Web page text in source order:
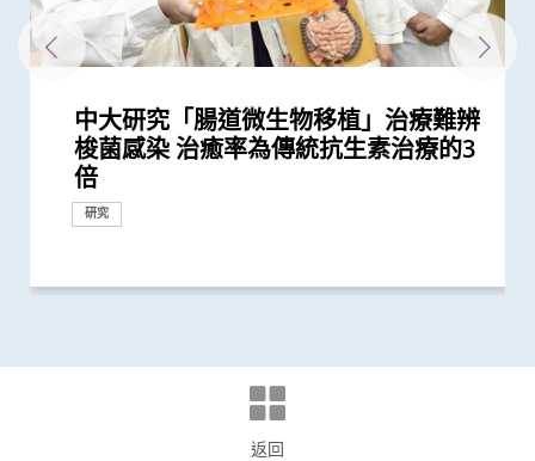
中大研究「腸道微生物移植」治療難辨
梭菌感染 治癒率為傳統抗生素治療的3
倍
研究
中大醫學院成功植入「脈衝產生器」醫
治胃酸倒流
外科創新技術
香港和澳門的炎症性腸病新增個案高踞
亞太區首三位 中大成立資料庫助市民
增加認知
研究
中大利用腸道微生物辨別慢性腸道疾病
研究
中大研究證實低劑量三環抗抑鬱藥有助
改善難治性胃功能失調
研究
中大公布世界首個全球「炎症性腸病」
於本世紀發病率及流行率系統性回顧研
究 發現本港發病率於過去30年急升...
研究
中大公布全球首個幽門螺旋菌流行病學
大型分析 揭全球44億人感染 亞洲包括
香港逾半人口為帶菌者
研究
中大夥澳洲專家研究東半球炎症性腸病
獲近年最大研究資助金額 勢揭腸道微
生物群之謎
研究
中大研究發現每5名糖尿病患者中 1人
因脂肪肝引致嚴重肝纖維化或肝硬化
研究
中大歡迎政府資助大腸癌篩查 全港性
大腸癌篩查計劃結果顯示約一成半參加
者有癌症或癌前病變
研究
中大發現四成冠心病高危人士患有大腸
癌前期腫瘤
研究
中大發現調整生活方式的介入治療方案
可減輕近七成愛滋病病毒感染者的代謝
性脂肪肝病情
研究
中大研究揭示未來十年香港每千人將有
一人患上炎症性腸病 醫療負擔飆升至
每年逾四億港元 情況急需正視
研究
中大醫學院開創兒童宏基因組組裝基因
組數據庫（MAGIC） 促進生命早期微
生物群研究
研究
中大醫學院腸胃科率領全球多國專家制
定臨床指引 以「非入侵性生物標誌
物」篩查大腸癌
研究
中大與輔導教師協會最新調查顯示 本
港學生患「腸易激」情況令人關注 疫
情下壓力上升 籲留意腸胃問題或反映...
研究
中大醫學院與海外外科專家聯合建議
新冠患者將手術延後七星期以減低死亡
風險
國際合作
四成港人腸道微生態失衡情況與新冠患
者類似 中大研發「微生態免疫力配
方」證有效促進新冠患者康復 有望提...
研究
中大醫學院聯同全球糖尿病知名專家合
作四年 為《刺針》制定糖尿病多元綜
合策略
國際合作
中大成功完成全球首宗利用內鏡手術機
械人進行內鏡黏膜下剝離術治大腸癌
外科創新技術
中大全球首證新冠患者腸道微生態現失
衡狀況 成功研發益生菌配方平衡腸道
微生態 有望增強免疫力
研究
嬰兒腸道菌群影響一生 中大團隊研
「三歲定八十」之謎
研究
患有多囊卵巢綜合症華人女性的糖尿病
風險是非患病人士的4倍
研究
多元化預防衰老活動有助減低衰老狀況
逾8成「前期衰老」長者逆轉為「非衰
老」
研究
中大完成全球首個多專科單孔微創機械
人手術臨床研究 證新技術有效深入以
往難達位置進行精準治療
外科創新技術
中大研究揭示全球大腸癌發病率有年輕
化趨勢
研究
中大公布全球首項「針對亞士匹靈引致
腸道出血」的新發現 停服亞士匹靈可
增加患嚴重心血管疾病及死亡風險逾...
研究
中大成立周佩芳認知障礙預防研究中心
設立一站式簡易網站提供認知障礙症資
訊
研究
中大成立全球首個華人「早發性認知障
礙症」研究登記冊
研究
中大港大率先應用3D打印技術於複雜
心臟手術
研究
中大與全球30多國專家合作研究 發現
小中風新藥物療法
研究
中大與多國中風專家領導一項全球研究
發現及早評估與治療「小中風」可降低
七成中風風險
研究
中大就七種常見呼吸道病毒進行全港首
個流行病學分析 發現「呼吸道合胞病
毒」及「甲型流感」為兩大致命病毒
研究
中大推全港首個「多發性硬化症」中西
醫結合治療先導計劃 助患者控制病情
並紓緩疲勞及認知症狀
研究
中大公布亞洲首項針對肥胖「睡眠窒息
症」患者生活模式研究 證實個人化輔
導療程有效減輕病情
研究
中大率先引入「高頻信號檢測」技術以
確定腦部手術範圍 有效提升複雜性腦
癇症手術成效約三成
外科創新技術
中大醫學院許樹昌教授於《刺針》發表
評論新沙士文章 強調醫院感染控制措
施對控制疫情極為重要
研究
中大倡議新藥物治療標準逆轉腦血管硬
化
研究
中大最新研究揭示本港每年逾十萬非酒
精性脂肪肝新症
研究
中大醫科生研究發現本港高血壓人士藥
物依從性未如理想 僅五成患者血壓受
控
研究
中大研究指朋儕關顧 可減少受情緒困
擾之糖尿患者住院百分比
研究
中大與養和醫院攜手研究 發現抑鬱症
患者出現睡眠行為障礙或是腦退化先兆
研究
社區衰老狀況篩查 發現65歲或以上的
社區人口中 過半已踏入前期衰老
研究
中大歡迎「大腸癌篩檢先導計劃」 並
建議先資助61-70歲高危人士
回應
香港中文大學成立消化疾病研究國家重
點實驗室 提升消化道疾病診治水平
造福人類健康
研究
中大公布香港慢性腎病透析患者就業研
究並提倡中末期患者接受透析前的早期
教育計劃
研究
中大公布小中風的最新藥物治療方法
研究
中大評估及治療逾300名因吸食氯胺酮
而患有排尿功能障礙青年 最新研究證
實綜合消炎治療能顯著改善病情
研究
大腸癌將成為香港頭號癌症 中大引入
大腸膠囊內視鏡助預防大腸癌
外科創新技術
中大發現本港三成無病徵的市民被確診
有大腸癌前期腫瘤
研究
中大黃秀娟教授獲頒中國工程界最高榮
譽「光華工程科技獎」 成為今屆醫藥
衞生領域唯一香港學者
獎項及榮譽
中大研究揭示嬰兒早期表觀遺傳改變及
腸道微生態 或影響日後腦部發展
研究
中大醫學院推出「琢妍醫學人才培育計
劃」吸納百位頂尖女性人才 善用香港
制度優勢 打造國際女性醫學科研人...
里程碑
中大醫學院聯同內地團隊創立全球首個
統一食道癌分型系統 開發人工智能工
具「imECMS」助普及食道癌精準治療
研究
中大研發經動脈碘栓塞化療無水新藥物
配方治療肝細胞癌 無惡化存活期顯著
延長一倍
研究
中大首創透過調節腸道菌群 成功紓緩
兒童焦慮及感官過敏症狀
研究
「賽馬會年輕糖尿支援計劃」為逾900
糖尿病年青患者提供連續血糖監測儀
數據顯示有效管控血糖 大幅降低嚴...
健康推廣計劃
與牛津大學十年研究合作 中大開發首
個華人糖尿預後預測模型
研究
中大醫學院長達近20年追蹤研究 揭示
妊娠糖尿及懷孕期血糖上升對孕婦及子
女的長期健康風險
研究
中大醫科2026/27學年推新課程模式CU
Medicine Plus 三層架構課程 裝備新
一代醫者多元能力 迎接醫療新世代
醫學教育
懷未足月孖胎孕婦急性主動脈撕裂 情
況極罕見危急 中大威院跨專科團隊成
功為孕婦緊急修復主動脈保三命
臨床服務
中大研究發現2型糖尿病對香港生產力
及經濟造成重大損失 年輕群組影響尤
為嚴重
研究
中大銀屑病關節炎研究重要突破 成功
修復受損關節骨頭 亦可保護關節結構
預防變形惡化
研究
中大與加拿大卡爾加里大學領導全球
「炎症性腸病」流行病學研究 建立炎
症性腸病四階段演變模型 預測各地區...
研究
中大研究指出過度清潔消毒增加濕疹等
過敏症風險
研究
中大醫學院獲李嘉誠基金會捐贈亞洲首
台Histotripsy 2.0系統 共30名患者獲
資助接受組織碎化技術治肝癌
捐款
中大研究揭示患妊娠糖尿病孕婦腸道微
生態改變 影響嬰兒早期神經發育
研究
中大利用腸道微生物開發精準工具診斷
自閉症有助及早評估自閉風險 另一先
導臨床研究顯示調節腸道微生態可緩...
研究
中大威院成功以單一導管同時修補二尖
瓣及三尖瓣 治療嚴重心瓣倒流新突破
研究
黃秀娟教授成為全國首位女性醫生科學
家獲選「新基石研究學者」其領導之新
基石科學實驗室將拆解飲食如何影響...
獎項及榮譽
中大醫學院兩學者當選歐洲科學院外籍
院士 成2024年「醫學及獸醫科學」僅
有來自香港的學者
獎項及榮譽
中大利用大數據成功開發機器學習模型
精準預測老年糖尿病患者未來一年罹患
嚴重低血糖的風險
研究
中大研究估算在本港新冠Omicron病
毒流行期間 半數感染個案未被發現
研究
中大醫學院證實以AI輔助大腸內窺鏡檢
查 腺瘤檢測率增加四成 並成功訓練AI
輔助早期消化道癌症治療
外科創新技術
中大醫學院證實內窺鏡胃腸繞道術治療
惡性胃出口阻塞 成效更高、住院時間
更短
研究
中大醫學院黃秀娟教授成香港首位醫生
科學家獲選為新基石研究員
獎項及榮譽
中大研究顯示類風濕關節炎患者日服5
毫克皮質類固醇 出現心血管疾病的風
險增一倍
研究
醫務衞生局到訪中大醫學院 參觀先進
醫學教研設施 與教職員及學生會面交
流
醫學教育
中大何善衡傳染病研究中心成立
捐款
新冠疫苗復必泰及科興引發之「T細胞
反應」可有效預防不同新冠病毒變異株
引起的嚴重疾病
研究
中大發現小腸癌在全球及本港發病率明
顯上升 高收入地區發病率較高
研究
中大發現新基因標記可預測糖尿病人患
冠心病風險 凸顯糖尿病精準治療的潛
力
研究
中大研究證實新冠口服藥有效降低院舍
長者五成入院風險及防止病情惡化
研究
中大醫學院大型臨床研究證實口服微膠
囊活菌配方SIM01有效紓緩新冠後遺症
研究
中大醫學院進行亞洲最大型長新冠研究
推算生殖系統徵狀如性功能障礙困擾逾
40萬港人
研究
中大研究證搭橋手術後妥善管理血脂水
平 對減低長遠心臟併發症風險至關重
要
研究
裘槎醫學科學教授黃秀娟教授就職演
講： 「眾里尋『它』千百度」
獎項及榮譽
中大新技術有效評估愛滋病病毒感染者
的心臟病風險
研究
中大完成全球首例機械人輔助支氣管鏡
微波消融術治療肺轉移
外科創新技術
中大發現年輕糖尿病前期患者患糖尿病
的終生風險高達90% 心血管疾病風險增
近70%
研究
中大「三歲定八十」跨學科研究 拆解
懷孕期腸道微生態如何降低嬰兒患炎症
性腸病風險
研究
中大研究顯示持續服用RASi類藥物可以
降低 2型糖尿病晚期腎病患者出現心腎
併發症的風險
研究
中大全球首證血糖波動不穩的肥胖型糖
尿病患者有較高患癌風險 並證實接受
一類常用降血壓藥物的糖尿病患者患...
研究
中大醫學院獲醫管局支持開展香港首個
大型長新冠研究 協助政府策劃更全面
的長新冠醫療服務
研究
中大醫科生研究發現STK3激酶促進胃
癌發展 可作為獨立預後指標
教育
港大及中大醫學院聯合研究發現已接種
疫苗人士 在感染新型冠狀病毒變異株
Omicron後能對不同的新冠病毒變異...
研究
中大醫學院領導國際研究顯示 成人1 型
糖尿病的新症發病率較傳統預期高
研究
中大研究顯示止血粉可作上消化道出血
的一線治療方法
研究
中大嶄新技術 以糞便細菌基因偵測大
腸癌及瘜肉復發 靈敏度逾九成
研究
中大醫學院研究指幼兒成為新冠病毒
「隱形傳播者」的風險不容忽視 病毒
載量及帶活性病毒的比例偏高 持續帶...
研究
中大醫學院研究指出優化腸道微生態有
望提升新冠疫苗安全及成效
研究
中大揭腸道微生態失衡為「炎症性腸
病」致病關鍵 團隊獲近1,600萬港元資
助成立全球數據庫 致力遏止全球個案...
研究
中大發現新冠患者的腸道內缺乏可調節
免疫力的益菌 八成新冠患者出現「長
新冠」症狀 腸道微生態失衡成關鍵
研究
中大醫學院研究顯示吸煙為全球膀胱癌
主因 聯同多國專家制訂「經尿道膀胱
腫瘤整塊切除術」的臨床指引
研究
中大醫學院發現胰臟癌有全球上升及年
輕化趨勢 女性上升幅度較高
研究
中大賽馬會齊心防癌計劃公布首3,500
名市民篩查結果 顯示「一站式多樣癌
症篩查」有效
健康推廣計劃
中大研究顯示糖尿病死亡率及併發症發
生率正下降 唯年輕糖尿病患者情況未
見改善
研究
中大證新冠嬰孩患者糞便帶病毒 可成
隱形傳播者 成立新冠病毒檢測中心 致
力為嬰幼兒作糞便檢測
研究
中大研究顯示新冠肺炎患者常見有肝臟
受損問題 建議監測患者肝功能 及早發
現病情惡化
研究
中大全基因組測序技術為慣性流產夫婦
作更精準的遺傳病因檢測及診斷
研究
中大拆解為急性上消化道出血患者進行
內鏡檢查的時間謎團
研究
中大醫學院公布「2019新型冠狀病毒社
區研究」結果
研究
中大醫學院與阿斯利康首度合作糖尿病
腎病研究 制訂全球應對糖尿病腎病新
策略
國際合作
中大研究發現田園生活有助預防兒童罹
患哮喘
研究
中大醫學院兩名傑出學者 獲裘槎基金
會頒發「裘槎優秀醫學科研者獎2020」
獎項及榮譽
中大改良英國胎兒醫學基金會之「三重
檢測方法」 證可提升亞洲孕婦「早產
妊娠毒血症檢出率」一倍
研究
中大率先引入全基因組測序技術作胎兒
產前診斷
研究
中大為5,000港人免費驗腦 開展人口
基礎研究追蹤本港腦健康狀況
研究
中大發現嚴重睡眠窒息症未經治療患者
手術後較易出現心血管問題 籲手術前
進行睡眠窒息症評估以減風險
研究
中大成立「張金菱治療柏金遜綜合症研
究中心」 跨學科研嶄新方法 減慢柏金
遜病程
研究
中大成功應用混合手術室「經氣管微波
消融術」 無創治肺癌成亞太首例
外科創新技術
中大全球首個「快速眼動睡眠行為障
礙」家庭研究 揭柏金遜病家族遺傳傾
向高達6倍 追蹤初期症狀如便秘 可提...
研究
中大與世界頂尖學府加強跨學科醫療機
械人研究合作 重塑醫學診斷和治療的
未來發展
國際合作
中大研究發現每6位糖尿病患者有1位出
現腎功能急劇下降
研究
中大研究警示懷孕婦女注意體重增幅
研究
中大研究證實銀屑病關節炎患者炎症綜
合指數持續達標 能降低罹患心血管疾
病風險
研究
陳家亮教授成首位華人獲頒「美國腸胃
科醫學院國際領袖大獎」
獎項及榮譽
中大成立亞洲首間「微生物移植及研究
中心」
研究
中大利用「混合手術室」結合「電磁導
航支氣管鏡」技術 實時影像追蹤及抽
取微細病變組織 能診治少至2毫米...
外科創新技術
中大為本港老化人口制訂標準化認知測
試 及早辨識認知障礙症患者
臨床服務
中大研究發現非酒精性脂肪肝誘發肝癌
的關鍵致癌基因
研究
中大研究證「消融化療栓塞術」有效延
長肝癌患者無惡化存活期兩倍
研究
中大開展國際大型網上課程平台
Coursera首個英語中醫課程 普及教育
助推廣中醫藥至全球
教育
港韓瑞三地學者聯手研頂尖醫學科技
創新納米技術治療消化道及心血管疾病
國際合作
中大研究揭乙肝康復者仍存罹患肝癌風
險
研究
中大開展全球首個以「視網膜影像」篩
查華人阿茲海默症研究
研究
中大研究發現心房顫動引致中風個案15
年間上升3倍 宜及早服用抗凝血藥預防
中風
研究
中大研究證實家居診治睡眠窒息症成效
滿意 可處理半數公立醫院成人個案 大
幅縮減八成輪候時間
研究
中大建議所有孕婦作口服葡萄糖耐量測
試 全港兩成孕婦患妊娠糖尿 研究發現
其子女糖尿病風險為同齡兒童3倍
研究
香港中文大學與蘇黎世聯邦理工學院結
盟 共同研發創新醫學科技治腸胃病
國際合作
中大研究揭示脂肪肝問題不是肥胖人士
獨有
研究
中大率國際研究 訂治療肺癌基因變異
新典範
研究
中大公布「動脈粥樣硬化」形成新發現
揭示心血管疾病治療新方向
研究
中大首次舉辦「大腸癌關注月」
健康推廣計劃
中大推全球首項運用「單細胞基因技
術」檢測卵子質素研究 破解卵子老化
及女性不育之謎
研究
中大教授成為全球首位華人獲頒「世界
中風組織主席中風貢獻獎」 全球首創
「脈磁激法」助中風患者復修腦部功...
獎項及榮譽
中大進行全球首項大型青少年流行病學
統計 發現濫用冰毒會引致下尿路症狀
臨床服務
中大進行亞洲首項家居清潔劑對兒童健
康影響的全面流行病學研究 發現經常
使用家居清潔劑可增加引發兒童鼻炎...
研究
中大研究發現本地每5名口咽癌患者1人
感染HPV病毒 推公眾篩查以了解口腔感
染HPV情況
研究
中大聯同國際專家發現引致腦退化基
因 為治療及預防「阿茲海默氏症」帶
來新方向
研究
中大醫學院研「前列腺動脈栓塞術」治
前列腺肥大 9成病人經新法治療後可正
常排尿
臨床服務
中大篩查發現每三名社區長者就有一人
患腦小血管病 藉世界中風日呼籲及早
預防
臨床服務
中大成功研發新物料有助骨質疏鬆性骨
折固定和癒合 可縮短三成癒合時間 提
升三成骨骼強度
研究
中大推算本地吸煙人士一生至少花逾百
萬購煙草產品 籲戒煙為健康財富雙增
值
研究
中大發現本港孕婦乙肝帶菌率維持偏高
與25年前未引入初生嬰兒全面疫苗計劃
時相若
研究
中大提倡結合房顫篩查及藥物教育 助
長者減低中風風險
臨床服務
中大發現糖尿患者患抑鬱症風險為一般
人的兩倍 倡以一分鐘問卷及早評估糖
尿患者的精神健康狀況
研究
亞洲首例 中大率先引入「胃起搏器」
助胃癱病人恢復消化功能
外科創新技術
頭頸放射治療增中風風險 中大證實
「頸動脈支架成型術」成效顯著
研究
中大成立一期臨床研究中心 加強本地
新藥開發
研究
中大公布香港市民運動模式與情緒病風
險研究 揭示身心運動有助減低情緒病
風險
研究
中大與理大攜手在威院推行24小時遠程
中風溶栓治療服務
臨床服務
中大研究發現成年人及長者感染呼吸道
合胞病毒和流感病毒可致命
研究
香港中文大學研究發現，身體和認知活
動可以維護與改進輕度認知損害患者的
大腦功能
研究
中大推全港大型「鼻咽癌血液測試研究
計劃」 現招募二萬名市民參與 冀有效
偵測早期患者
研究
中大研究揭示輕度聽障對兒童學習及言
語的影響 現招募聽障學童參與研究計
劃以探討復康介入成效
研究
中大制訂肝癌風險評估指數 準確預測
乙肝病人的肝癌風險
研究
中文大學與上海交通大學成功發現預測
中國人糖尿病的基因標記
研究
中大率先採用三維心臟超聲波以識别高
風險二尖瓣脱垂患者
研究
中大建議以舒緩性手法護理末期腦退化
症患者的吞嚥困難
研究
中大證實無創性手術能有效治療腦動靜
脈畸形
臨床服務
中大促請單車使用者佩戴頭盔及其他防
護措施 以減輕意外引致的腦創傷
研究
中大研究發現攝取過量鹽份會導致高血
壓及增加中風機會
研究
中大青少年泌尿治療中心今天開幕
捐款
中大展開全港睡眠健康教育及改善計劃
建立健康睡眠及健康校園生活
健康推廣計劃
中大及港大研究團隊攜手成功發現腦癇
新基因標記
研究
中大率亞洲腎科專家倡議慢性腎病早期
診斷計劃
研究
中大發現本港學童便秘與家庭及環境因
素息息相關
研究
「醫工合作．完美醫療」 中大舉辦公
眾教育活動 分享電腦輔助手術與臨床
管理的豐碩成果
健康推廣計劃
中大率先在本港利用深腦刺激治療遲發
性肌張力失調症
外科創新技術
中大率先發現吸毒劑量對青少年膀胱功
能有負面影響
研究
中大發現男性賀爾蒙誘發肝癌基因 解
開男性發病率較女性高之謎
研究
中大引進雙球小腸鏡治療小腸疾病
臨床服務
中大證實為頸血管狹窄進行支架成型治
療及 為心臟衰竭患者植入心臟肌肉收
縮調節器成效顯著
研究
中大三名學者獲頒本年度裘槎基金會優
秀科研者獎
獎項及榮譽
中大公佈本港嚴重人類豬型流感的最新
情況
研究
中大率先引入無創經口內鏡賁門切開術
治療食道功能失調症
外科創新技術
返回